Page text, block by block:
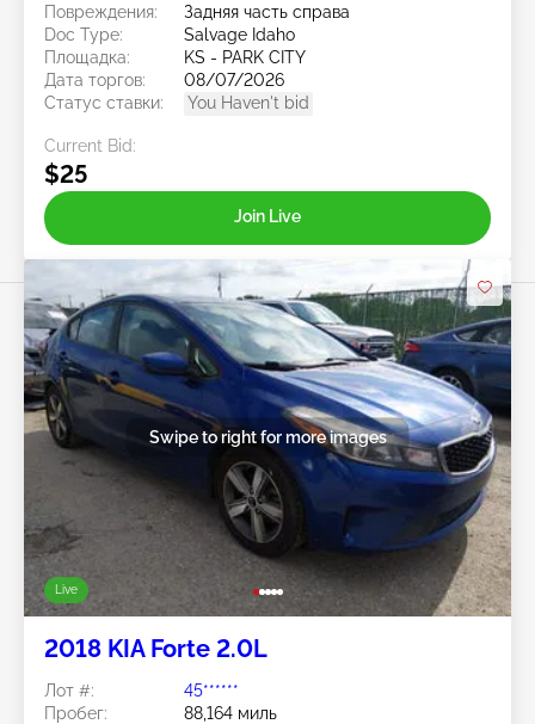
Повреждения:
Задняя часть справа
Doc Type:
Salvage Idaho
Площадка:
KS - PARK CITY
Дата торгов:
08/07/2026
Статус ставки:
You Haven't bid
Current Bid:
$25
Join Live
Live
Swipe to right for more images
2018 KIA Forte 2.0L
Лот #:
45******
Пробег:
88,164 миль